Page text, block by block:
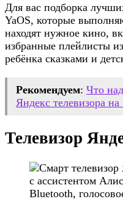
Для вас подборка
YaOS, которые
находят нужное кино,
избранные плейлисты
ребёнка сказками и
Рекомендуем: Что
Яндекс телевизора
Телевизор